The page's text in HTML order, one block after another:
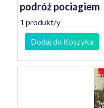
podróż pociagiem
1 produkt/y
Dodaj do Koszyka